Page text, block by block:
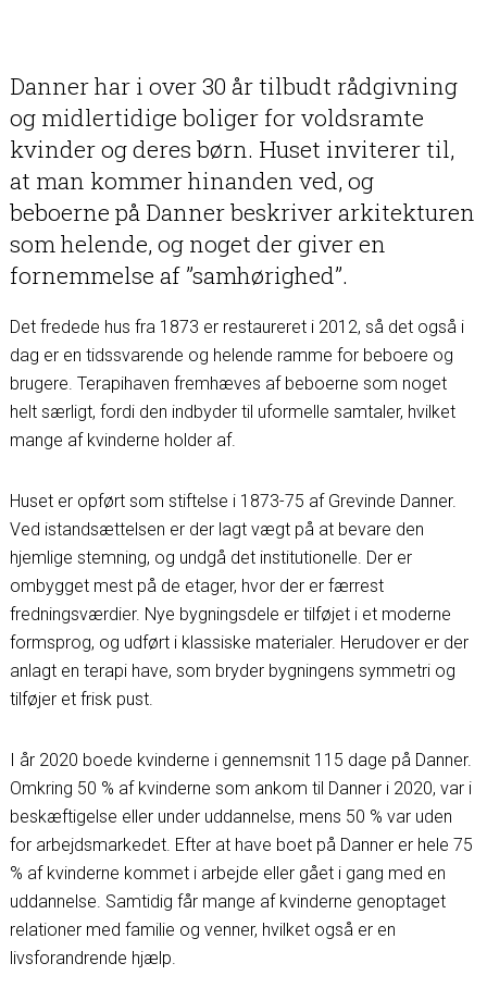
Danner har i over 30 år tilbudt rådgivning
og midlertidige boliger for voldsramte
kvinder og deres børn. Huset inviterer til,
at man kommer hinanden ved, og
beboerne på Danner beskriver arkitekturen
som helende, og noget der giver en
fornemmelse af ”samhørighed”.
Det fredede hus fra 1873 er restaureret i 2012, så det også i
dag er en tidssvarende og helende ramme for beboere og
brugere. Terapihaven fremhæves af beboerne som noget
helt særligt, fordi den indbyder til uformelle samtaler, hvilket
mange af kvinderne holder af.
Huset er opført som stiftelse i 1873-75 af Grevinde Danner.
Ved istandsættelsen er der lagt vægt på at bevare den
hjemlige stemning, og undgå det institutionelle. Der er
ombygget mest på de etager, hvor der er færrest
fredningsværdier. Nye bygningsdele er tilføjet i et moderne
formsprog, og udført i klassiske materialer. Herudover er der
anlagt en terapi have, som bryder bygningens symmetri og
tilføjer et frisk pust.
I år 2020 boede kvinderne i gennemsnit 115 dage på Danner.
Omkring 50 % af kvinderne som ankom til Danner i 2020, var i
beskæftigelse eller under uddannelse, mens 50 % var uden
for arbejdsmarkedet. Efter at have boet på Danner er hele 75
% af kvinderne kommet i arbejde eller gået i gang med en
uddannelse. Samtidig får mange af kvinderne genoptaget
relationer med familie og venner, hvilket også er en
livsforandrende hjælp.